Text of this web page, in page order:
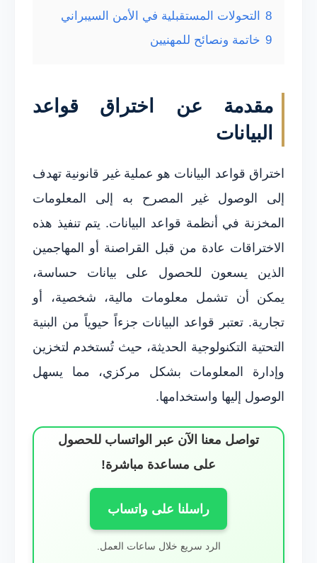
8
التحولات المستقبلية في الأمن السيبراني
9 خاتمة ونصائح للمهنيين
مقدمة عن اختراق قواعد
البيانات
اختراق قواعد البيانات هو عملية غير قانونية تهدف
إلى الوصول غير المصرح به إلى المعلومات
المخزنة في أنظمة قواعد البيانات. يتم تنفيذ هذه
الاختراقات عادة من قبل القراصنة أو المهاجمين
الذين يسعون للحصول على بيانات حساسة،
يمكن أن تشمل معلومات مالية، شخصية، أو
تجارية. تعتبر قواعد البيانات جزءاً حيوياً من البنية
التحتية التكنولوجية الحديثة، حيث تُستخدم لتخزين
وإدارة المعلومات بشكل مركزي، مما يسهل
الوصول إليها واستخدامها.
تواصل معنا الآن عبر الواتساب للحصول
على مساعدة مباشرة!
راسلنا على واتساب
الرد سريع خلال ساعات العمل.